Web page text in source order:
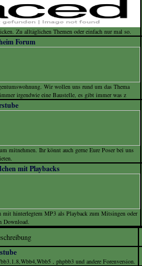
Zu alltäglichen Themen oder einfach nur mal so.
Forum
Wir wollen uns rund um das Thema
irgendwie eine Baustelle, es gibt immer was z
mitnehmen. Ihr könnt auch gerne Eure Poser bei uns
mit Playbacks
mit hinterlegtem MP3 als Playback zum Mitsingen oder
Download.
, phpbb3 und andere Forenversion.